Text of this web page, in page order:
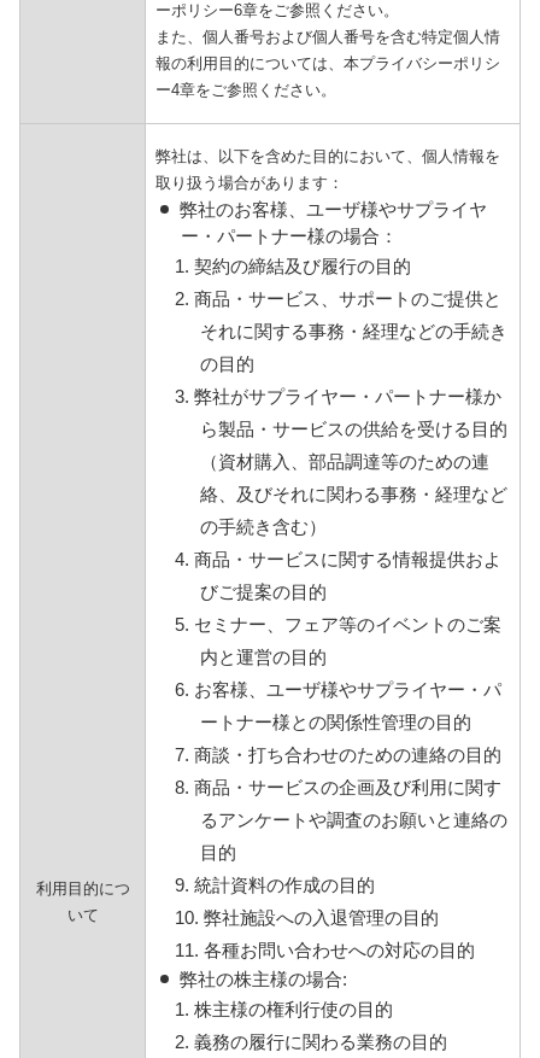
ーポリシー6章をご参照ください。
また、個人番号および個人番号を含む特定個人情
報の利用目的については、本プライバシーポリシ
ー4章をご参照ください。
利用目的につ
いて
弊社は、以下を含めた目的において、個人情報を
取り扱う場合があります：
弊社のお客様、ユーザ様やサプライヤ
ー・パートナー様の場合：
1. 契約の締結及び履行の目的
2. 商品・サービス、サポートのご提供と
それに関する事務・経理などの手続き
の目的
3. 弊社がサプライヤー・パートナー様か
ら製品・サービスの供給を受ける目的
（資材購入、部品調達等のための連
絡、及びそれに関わる事務・経理など
の手続き含む）
4. 商品・サービスに関する情報提供およ
びご提案の目的
5. セミナー、フェア等のイベントのご案
内と運営の目的
6. お客様、ユーザ様やサプライヤー・パ
ートナー様との関係性管理の目的
7. 商談・打ち合わせのための連絡の目的
8. 商品・サービスの企画及び利用に関す
るアンケートや調査のお願いと連絡の
目的
9. 統計資料の作成の目的
10. 弊社施設への入退管理の目的
11. 各種お問い合わせへの対応の目的
弊社の株主様の場合:
1. 株主様の権利行使の目的
2. 義務の履行に関わる業務の目的